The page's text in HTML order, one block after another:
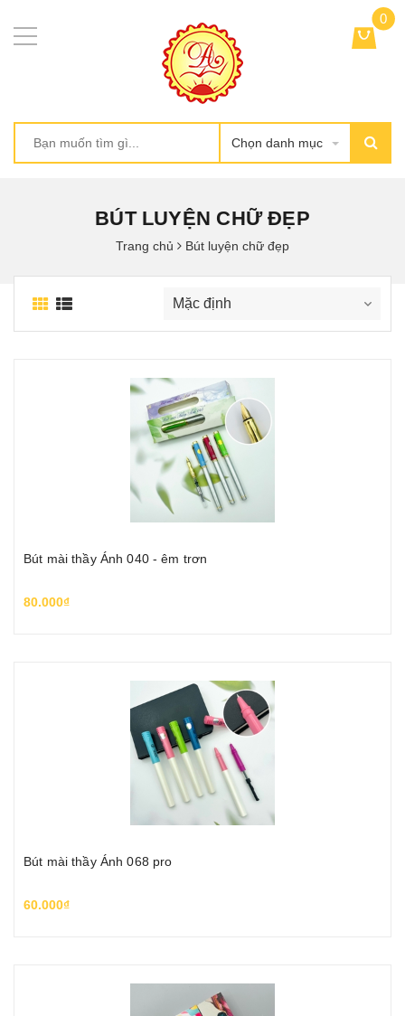
Chọn danh mục
0
BÚT LUYỆN CHỮ ĐẸP
Trang chủ Bút luyện chữ đẹp
Bút mài thầy Ánh 040 - êm trơn
80.000₫
Bút mài thầy Ánh 068 pro
60.000₫